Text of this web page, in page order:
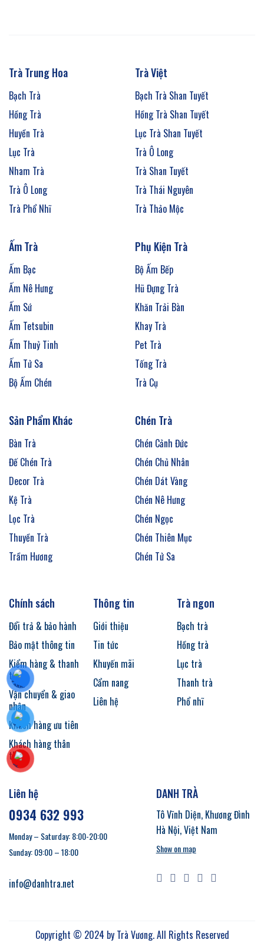
Trà Trung Hoa
Bạch Trà
Hồng Trà
Huyền Trà
Lục Trà
Nham Trà
Trà Ô Long
Trà Phổ Nhĩ
Trà Việt
Bạch Trà Shan Tuyết
Hồng Trà Shan Tuyết
Lục Trà Shan Tuyết
Trà Ô Long
Trà Shan Tuyết
Trà Thái Nguyên
Trà Thảo Mộc
Ấm Trà
Ấm Bạc
Ấm Nê Hưng
Ấm Sứ
Ấm Tetsubin
Ấm Thuỷ Tinh
Ấm Tử Sa
Bộ Ấm Chén
Phụ Kiện Trà
Bộ Ấm Bếp
Hũ Đựng Trà
Khăn Trải Bàn
Khay Trà
Pet Trà
Tống Trà
Trà Cụ
Sản Phẩm Khác
Bàn Trà
Đế Chén Trà
Decor Trà
Kệ Trà
Lọc Trà
Thuyền Trà
Trầm Hương
Chén Trà
Chén Cảnh Đức
Chén Chủ Nhân
Chén Dát Vàng
Chén Nê Hưng
Chén Ngọc
Chén Thiên Mục
Chén Tử Sa
Chính sách
Đổi trả & bảo hành
Bảo mật thông tin
Kiểm hàng & thanh
toán
Vận chuyển & giao
nhận
Khách hàng ưu tiên
Khách hàng thân
thiết
Thông tin
Giới thiệu
Tin tức
Khuyến mãi
Cẩm nang
Liên hệ
Trà ngon
Bạch trà
Hồng trà
Lục trà
Thanh trà
Phổ nhĩ
Liên hệ
0934 632 993
Monday – Saturday: 8:00-20:00
Sunday: 09:00 – 18:00
info@danhtra.net
DANH TRÀ
Tô Vĩnh Diện, Khương Đình
Hà Nội, Việt Nam
Show on map
Copyright © 2024 by Trà Vương. All Rights Reserved